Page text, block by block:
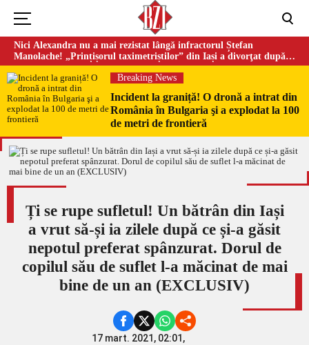
Nici Alexandra nu a mai rezistat lângă infractorul Ștefan
Manolache! „Prințișorul taximetriștilor” din Iași a divorţat după
doi ani de căsnicie
Breaking News
Incident la graniță! O dronă a intrat din
România în Bulgaria şi a explodat la 100
de metri de frontieră
Ți se rupe sufletul! Un bătrân din Iași
a vrut să-și ia zilele după ce și-a găsit
nepotul preferat spânzurat. Dorul de
copilul său de suflet l-a măcinat de mai
bine de un an (EXCLUSIV)
17 mart. 2021, 02:01,